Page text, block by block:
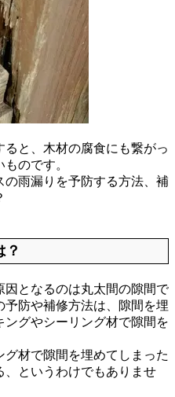
と、木材の腐食にも繋がっ
のです。
雨漏りを予防する方法、補
？
となるのは丸太間の隙間で
防や補修方法は、隙間を埋
グやシーリング材で隙間を
材で隙間を埋めてしまった
というわけでもありませ